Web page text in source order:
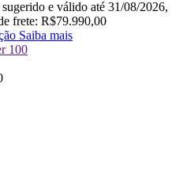
e válido até 31/08/2026,
frete: R$79.990,00
Saiba mais
100